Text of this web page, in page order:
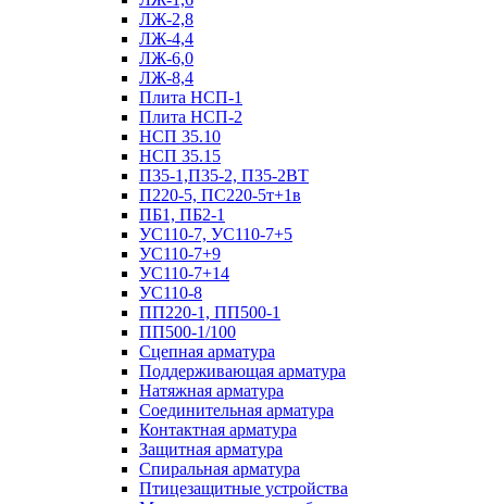
ЛЖ-2,8
ЛЖ-4,4
ЛЖ-6,0
ЛЖ-8,4
Плита НСП-1
Плита НСП-2
НСП 35.10
НСП 35.15
П35-1,П35-2, П35-2ВТ
П220-5, ПС220-5т+1в
ПБ1, ПБ2-1
УС110-7, УС110-7+5
УС110-7+9
УС110-7+14
УС110-8
ПП220-1, ПП500-1
ПП500-1/100
Сцепная арматура
Поддерживающая арматура
Натяжная арматура
Соединительная арматура
Контактная арматура
Защитная арматура
Спиральная арматура
Птицезащитные устройства